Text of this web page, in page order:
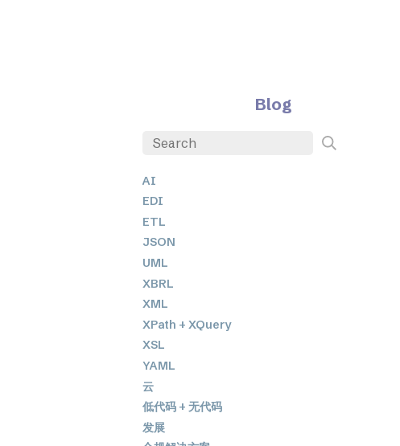
Blog
AI
EDI
ETL
JSON
UML
XBRL
XML
XPath + XQuery
XSL
YAML
云
低代码 + 无代码
发展